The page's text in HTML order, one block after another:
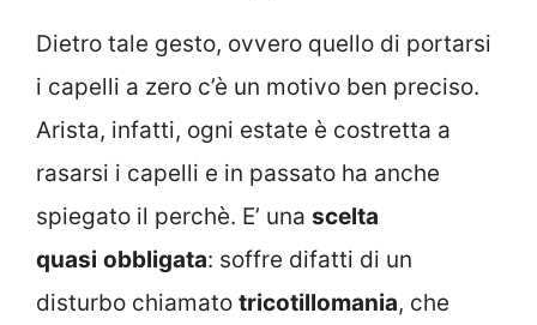
Dietro tale gesto, ovvero quello di portarsi
i capelli a zero c’è un motivo ben preciso.
Arista, infatti, ogni estate è costretta a
rasarsi i capelli e in passato ha anche
spiegato il perchè. E’ una scelta
quasi obbligata: soffre difatti di un
disturbo chiamato tricotillomania, che